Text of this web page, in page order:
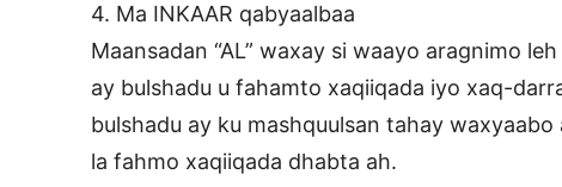
4. Ma INKAAR qabyaalbaa
Maansadan “AL” waxay si waayo aragnimo
ay bulshadu u fahamto xaqiiqada iyo xaq-
bulshadu ay ku mashquulsan tahay
la fahmo xaqiiqada dhabta ah.